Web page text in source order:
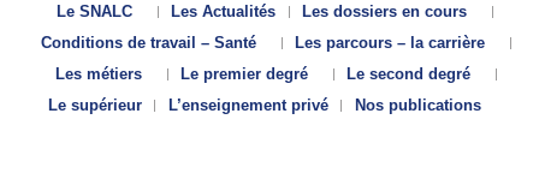
Le SNALC Les Actualités
Les dossiers en cours
Conditions de travail – Santé
Les parcours – la carrière
Les métiers
Le premier degré
Le second degré
Le supérieur
L’enseignement privé Nos publications